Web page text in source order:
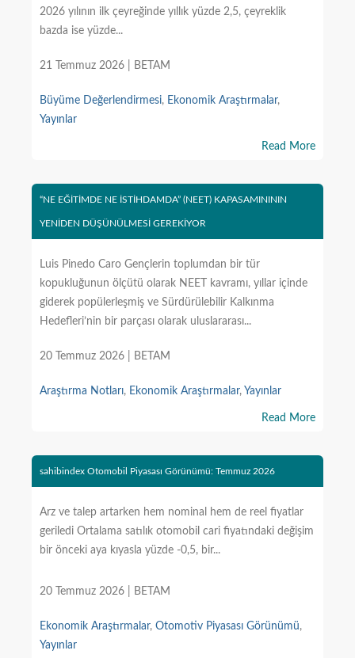
2026 yılının ilk çeyreğinde yıllık yüzde 2,5, çeyreklik
bazda ise yüzde...
21 Temmuz 2026 | BETAM
Büyüme Değerlendirmesi, Ekonomik Araştırmalar,
Yayınlar
Read More
“NE EĞİTİMDE NE İSTİHDAMDA” (NEET) KAPASAMINININ
YENİDEN DÜŞÜNÜLMESİ GEREKİYOR
Luis Pinedo Caro Gençlerin toplumdan bir tür
kopukluğunun ölçütü olarak NEET kavramı, yıllar içinde
giderek popülerleşmiş ve Sürdürülebilir Kalkınma
Hedefleri’nin bir parçası olarak uluslararası...
20 Temmuz 2026 | BETAM
Araştırma Notları, Ekonomik Araştırmalar, Yayınlar
Read More
sahibindex Otomobil Piyasası Görünümü: Temmuz 2026
Arz ve talep artarken hem nominal hem de reel fiyatlar
geriledi Ortalama satılık otomobil cari fiyatındaki değişim
bir önceki aya kıyasla yüzde -0,5, bir...
20 Temmuz 2026 | BETAM
Ekonomik Araştırmalar, Otomotiv Piyasası Görünümü,
Yayınlar